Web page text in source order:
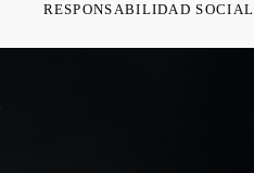
RESPONSABILIDAD SOCIAL